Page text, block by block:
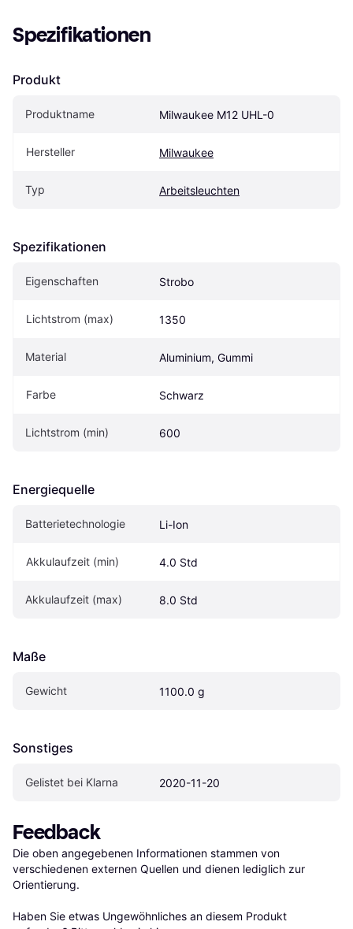
Spezifikationen
Produkt
Produktname Milwaukee M12 UHL-0
Hersteller Milwaukee
Typ Arbeitsleuchten
Spezifikationen
Eigenschaften Strobo
Lichtstrom (max) 1350
Material Aluminium, Gummi
Farbe Schwarz
Lichtstrom (min) 600
Energiequelle
Batterietechnologie Li-Ion
Akkulaufzeit (min) 4.0 Std
Akkulaufzeit (max) 8.0 Std
Maße
Gewicht 1100.0 g
Sonstiges
Gelistet bei Klarna 2020-11-20
Feedback
Die oben angegebenen Informationen stammen von
verschiedenen externen Quellen und dienen lediglich zur
Orientierung.
Haben Sie etwas Ungewöhnliches an diesem Produkt